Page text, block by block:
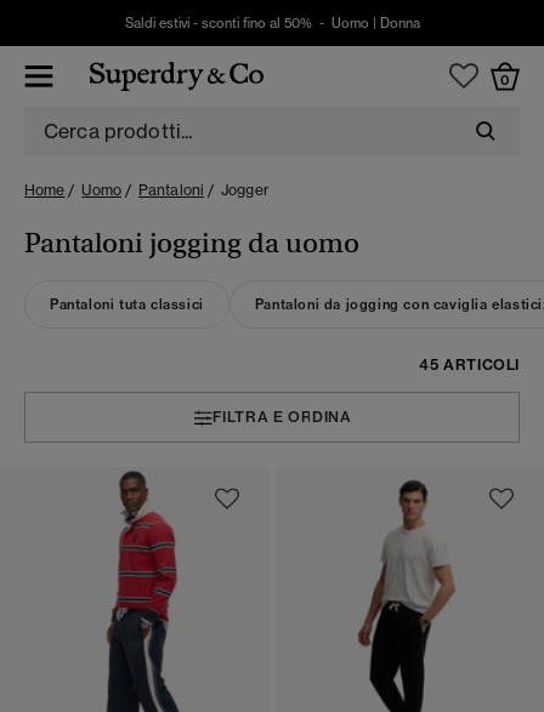
Saldi estivi - sconti fino al 50% - Uomo Donna
0
Home Uomo Pantaloni Jogger
Pantaloni jogging da uomo
Pantaloni tuta classici Pantaloni da jogging con caviglia
45 ARTICOLI
FILTRA E ORDINA